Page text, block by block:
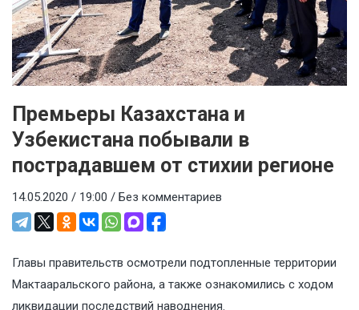
Премьеры Казахстана и
Узбекистана побывали в
пострадавшем от стихии регионе
14.05.2020 / 19:00 / Без комментариев
Главы правительств осмотрели подтопленные территории
Мактааральского района, а также ознакомились с ходом
ликвидации последствий наводнения.